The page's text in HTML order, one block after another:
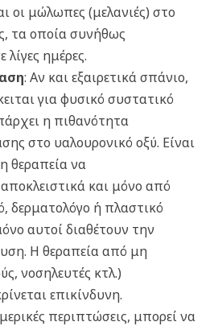
οι μώλωπες (μελανιές) στο
τα οποία συνήθως
ημέρες.
: Αν και εξαιρετικά σπάνιο,
για φυσικό συστατικό
η πιθανότητα
στο υαλουρονικό οξύ. Είναι
θεραπεία να
και μόνο από
δερματολόγο ή πλαστικό
αυτοί διαθέτουν την
Η θεραπεία από μη
νοσηλευτές κτλ.)
επικίνδυνη.
περιπτώσεις, μπορεί να